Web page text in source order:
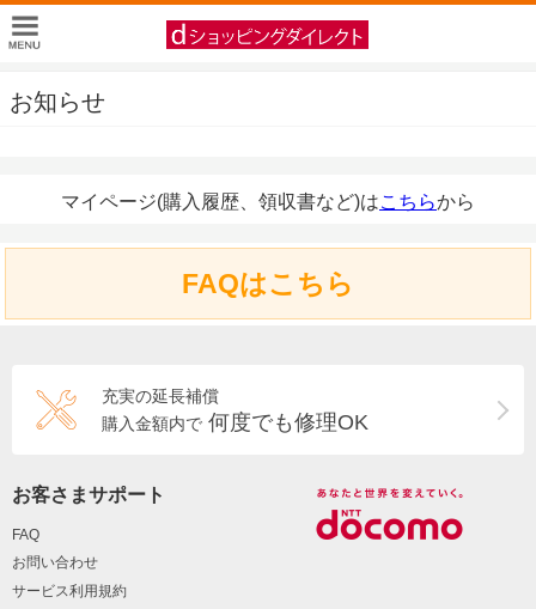
お知らせ
マイページ(購入履歴、領収書など)はこちらから
FAQはこちら
充実の延長補償
購入金額内で 何度でも修理OK
お客さまサポート
FAQ
お問い合わせ
サービス利用規約